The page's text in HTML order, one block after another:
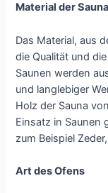
Material der Sauna
Das Material, aus
die Qualität und
Saunen werden
und langlebiger
Holz der Sauna
Einsatz in Saunen
zum Beispiel
Art des Ofens